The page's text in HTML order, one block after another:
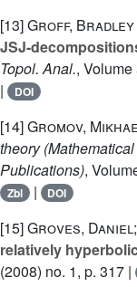
[13]Groff, Bradley
JSJ-
Topol. Anal., Volume
| DOI
[14]Gromov,
theory
Publications),
Zbl | DOI
[15]Groves,
relatively
(2008) no. 1, p. 317 |